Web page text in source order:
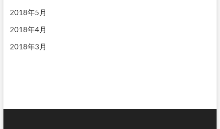
2018年5月
2018年4月
2018年3月